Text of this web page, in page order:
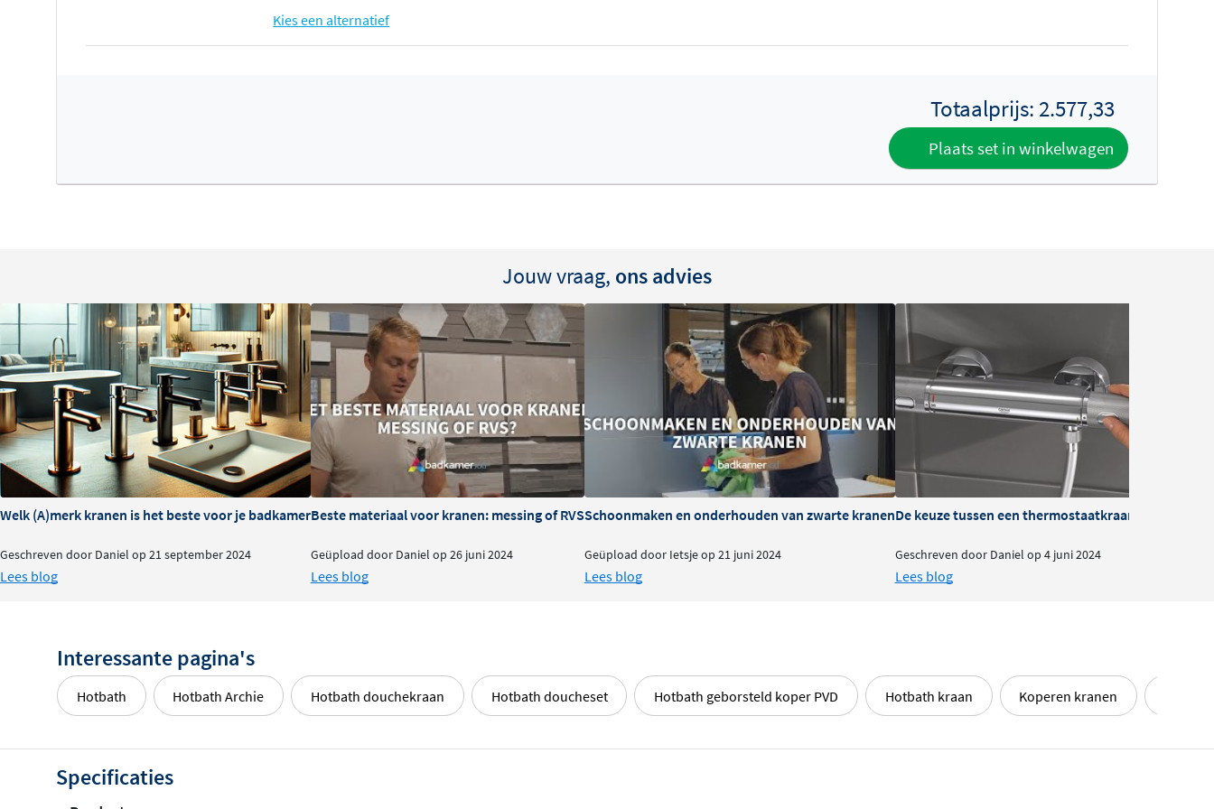
Kies een alternatief
Totaalprijs: 2.577,33
Plaats set in winkelwagen
Jouw vraag, ons advies
Welk (A)merk kranen is het beste voor je badkamer?
Geschreven door Daniel op 21 september 2024
Lees blog
Beste materiaal voor kranen: messing of RVS
Geüpload door Daniel op 26 juni 2024
Lees blog
Schoonmaken en onderhouden van zwarte kranen
Geüpload door Ietsje op 21 juni 2024
Lees blog
De keuze tussen een thermostaatkraan of
Geschreven door Daniel op 4 juni 2024
Lees blog
Interessante pagina's
Hotbath Hotbath Archie Hotbath douchekraan Hotbath doucheset Hotbath geborsteld koper PVD Hotbath kraan Koperen kranen
Specificaties